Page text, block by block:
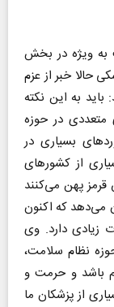
به ویژه در بخش
حالا خبر از عزم
به این نکته
در حوزه
بسیاری در
از کشورهای
قرمز پهن می‌کنند
می‌دهد که اکنون
زیادی دارد. وی
نظام سلامت،
باشد و حرمت و
از پزشکان ما